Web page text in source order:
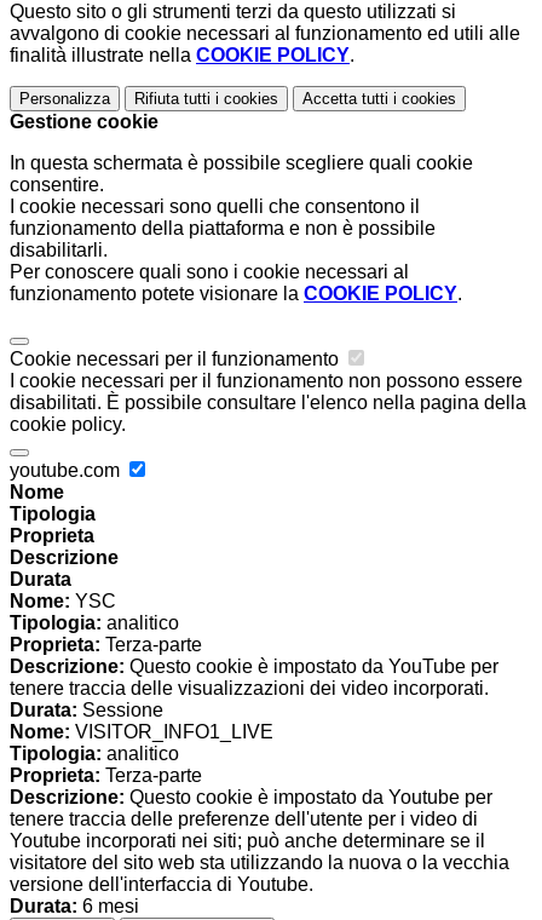
Questo sito o gli strumenti terzi da questo utilizzati si
avvalgono di cookie necessari al funzionamento ed utili alle
finalità illustrate nella COOKIE POLICY.
Personalizza Rifiuta tutti i cookies Accetta tutti i cookies
Gestione cookie
In questa schermata è possibile scegliere quali cookie
consentire.
I cookie necessari sono quelli che consentono il
funzionamento della piattaforma e non è possibile
disabilitarli.
Per conoscere quali sono i cookie necessari al
funzionamento potete visionare la COOKIE POLICY.
Cookie necessari per il funzionamento
I cookie necessari per il funzionamento non possono essere
disabilitati. È possibile consultare l'elenco nella pagina della
cookie policy.
youtube.com
Nome
Tipologia
Proprieta
Descrizione
Durata
Nome: YSC
Tipologia: analitico
Proprieta: Terza-parte
Descrizione: Questo cookie è impostato da YouTube per
tenere traccia delle visualizzazioni dei video incorporati.
Durata: Sessione
Nome: VISITOR_INFO1_LIVE
Tipologia: analitico
Proprieta: Terza-parte
Descrizione: Questo cookie è impostato da Youtube per
tenere traccia delle preferenze dell'utente per i video di
Youtube incorporati nei siti; può anche determinare se il
visitatore del sito web sta utilizzando la nuova o la vecchia
versione dell'interfaccia di Youtube.
Durata: 6 mesi